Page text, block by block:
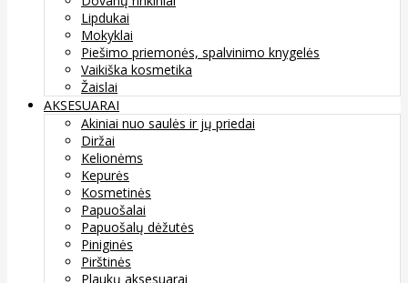
Lipdukai
Mokyklai
Piešimo priemonės, spalvinimo knygelės
Vaikiška kosmetika
Žaislai
AKSESUARAI
Akiniai nuo saulės ir jų priedai
Diržai
Kelionėms
Kepurės
Kosmetinės
Papuošalai
Papuošalų dėžutės
Piniginės
Pirštinės
Plaukų aksesuarai